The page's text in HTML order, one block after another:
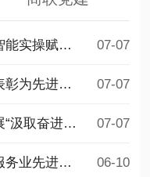
· 山西省商业联合会举办人工智能实操赋能公益培训 07-07
· 山西省商业联合会党支部被表彰为先进基层党组织 07-07
· 山西省商业联合会党支部开展“汲取奋进力量，勇担时代使命”迎七一主题党日活动 07-07
· 关于评选推荐全国商贸流通服务业先进集体和先进个人拟选名单的公示 06-10